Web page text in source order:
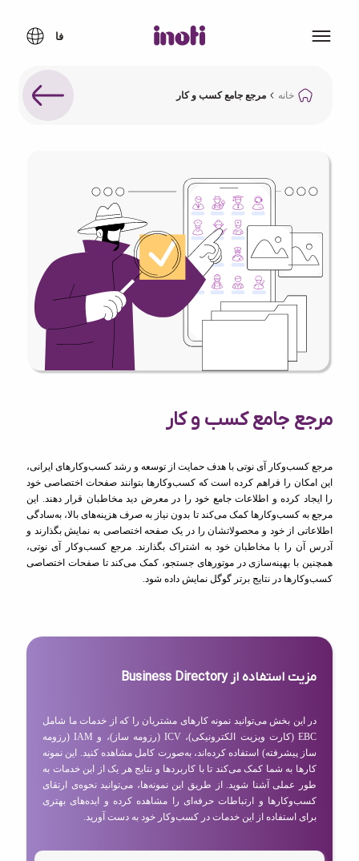
خانه مرجع جامع کسب و کار
مرجع جامع کسب و کار
مرجع کسب‌وکار آی نوتی با هدف حمایت از توسعه و رشد کسب‌وکارهای ایرانی،
این امکان را فراهم کرده است که کسب‌وکارها بتوانند صفحات اختصاصی خود
را ایجاد کرده و اطلاعات جامع خود را در معرض دید مخاطبان قرار دهند. این
مرجع به کسب‌وکارها کمک می‌کند تا بدون نیاز به صرف هزینه‌های بالا، به‌سادگی
اطلاعاتی از خود و محصولاتشان را در یک صفحه اختصاصی به نمایش بگذارند و
آدرس آن را با مخاطبان خود به اشتراک بگذارند. مرجع کسب‌وکار آی نوتی،
همچنین با بهینه‌سازی در موتورهای جستجو، کمک می‌کند تا صفحات اختصاصی
کسب‌وکارها در نتایج برتر گوگل نمایش داده شود.
مزیت استفاده از Business Directory
در این بخش می‌توانید نمونه کارهای مشتریان را که از خدمات ما شامل
EBC (کارت ویزیت الکترونیکی)، ICV (رزومه ساز)، و IAM (رزومه
ساز پیشرفته) استفاده کرده‌اند، به‌صورت کامل مشاهده کنید. این نمونه
کارها به شما کمک می‌کند تا با کاربردها و نتایج هر یک از این خدمات به
طور عملی آشنا شوید. از طریق این نمونه‌ها، می‌توانید نحوه‌ی ارتقای
کسب‌وکارها و ارتباطات حرفه‌ای را مشاهده کرده و ایده‌های بهتری
برای استفاده از این خدمات در کسب‌وکار خود به دست آورید.